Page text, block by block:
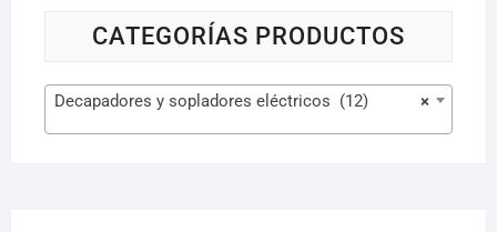
CATEGORÍAS PRODUCTOS
×
Decapadores y sopladores eléctricos (12)